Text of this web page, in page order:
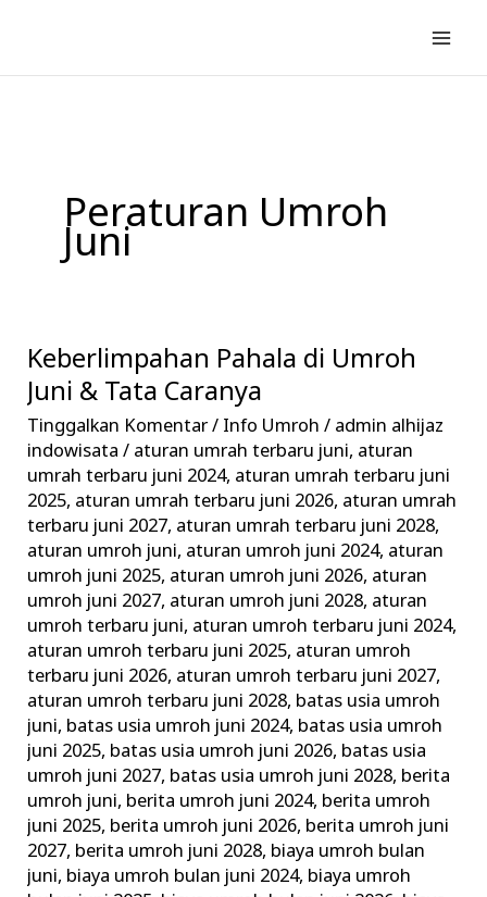
konten
Peraturan Umroh
Juni
Keberlimpahan Pahala di Umroh
Juni & Tata Caranya
Tinggalkan Komentar/ Info Umroh / admin alhijaz
indowisata/ aturan umrah terbaru juni, aturan
umrah terbaru juni 2024, aturan umrah terbaru juni
2025, aturan umrah terbaru juni 2026, aturan umrah
terbaru juni 2027, aturan umrah terbaru juni 2028,
aturan umroh juni, aturan umroh juni 2024, aturan
umroh juni 2025, aturan umroh juni 2026, aturan
umroh juni 2027, aturan umroh juni 2028, aturan
umroh terbaru juni, aturan umroh terbaru juni 2024,
aturan umroh terbaru juni 2025, aturan umroh
terbaru juni 2026, aturan umroh terbaru juni 2027,
aturan umroh terbaru juni 2028, batas usia umroh
juni, batas usia umroh juni 2024, batas usia umroh
juni 2025, batas usia umroh juni 2026, batas usia
umroh juni 2027, batas usia umroh juni 2028, berita
umroh juni, berita umroh juni 2024, berita umroh
juni 2025, berita umroh juni 2026, berita umroh juni
2027, berita umroh juni 2028, biaya umroh bulan
juni, biaya umroh bulan juni 2024, biaya umroh
Keberlimpahan
Pahala
di
Umroh
Juni
&
Tata
Caranya